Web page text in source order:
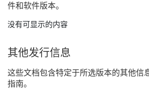
件和软件版本。
没有可显示的内容
其他发行信息
这些文档包含特定于所选版本的其他信
指南。